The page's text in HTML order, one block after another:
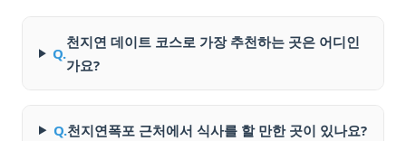
Q.
천지연 데이트 코스로 가장 추천하는 곳은 어디인
가요?
Q.천지연폭포 근처에서 식사를 할 만한 곳이 있나요?